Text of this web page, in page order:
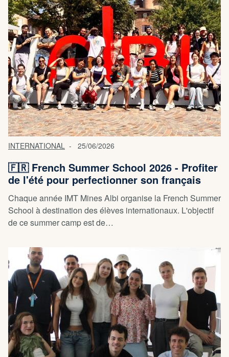
INTERNATIONAL 25/06/2026
🇫🇷 French Summer School 2026 - Profiter
de l'été pour perfectionner son français
Chaque année IMT Mines Albi organise la French Summer
School à destination des élèves internationaux. L'objectif
de ce summer camp est de…